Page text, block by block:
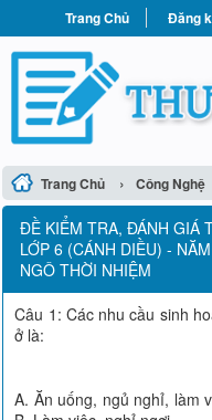
Trang Chủ Đăng
Trang Chủ › Công Nghệ
ĐỀ KIỂM TRA, ĐÁNH GIÁ
LỚP 6 (CÁNH DIỀU) -
NGÔ THỜI NHIỆM
Câu 1: Các nhu cầu sinh
ở là:
A. Ăn uống, ngủ nghỉ,